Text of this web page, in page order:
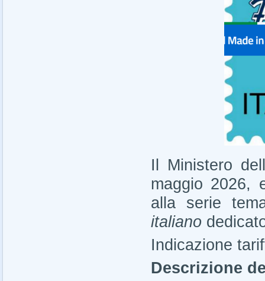
Il Ministero
maggio 2026,
alla serie
italiano
Indicazione
Descrizione